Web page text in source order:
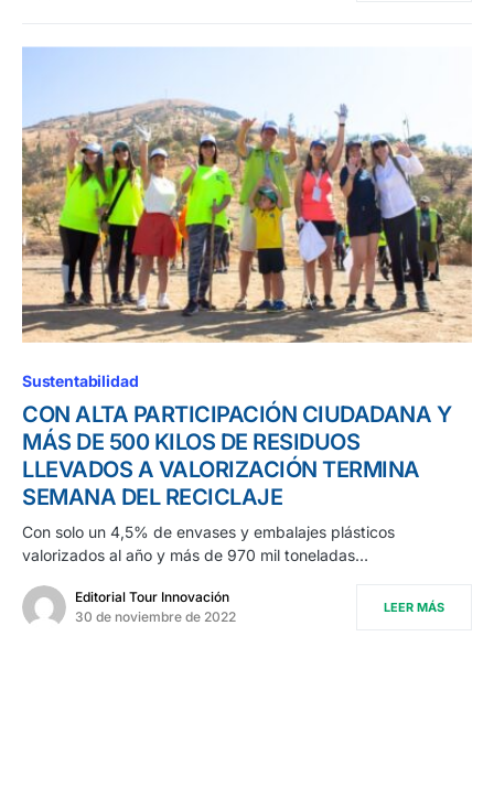
Sustentabilidad
CON ALTA PARTICIPACIÓN CIUDADANA Y
MÁS DE 500 KILOS DE RESIDUOS
LLEVADOS A VALORIZACIÓN TERMINA
SEMANA DEL RECICLAJE
Con solo un 4,5% de envases y embalajes plásticos
valorizados al año y más de 970 mil toneladas…
Editorial Tour Innovación
30 de noviembre de 2022
LEER MÁS